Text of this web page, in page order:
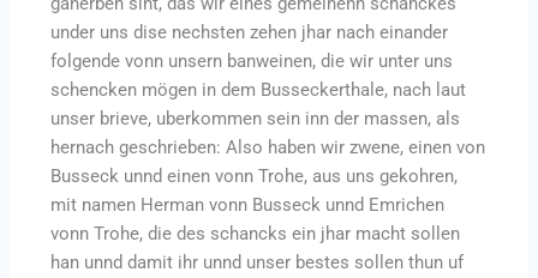
under uns dise nechsten zehen jhar nach einander
folgende vonn unsern banweinen, die wir unter uns
schencken mögen in dem Busseckerthale, nach laut
unser brieve, uberkommen sein inn der massen, als
hernach geschrieben: Also haben wir zwene, einen von
Busseck unnd einen vonn Trohe, aus uns gekohren,
mit namen Herman vonn Busseck unnd Emrichen
vonn Trohe, die des schancks ein jhar macht sollen
han unnd damit ihr unnd unser bestes sollen thun uf